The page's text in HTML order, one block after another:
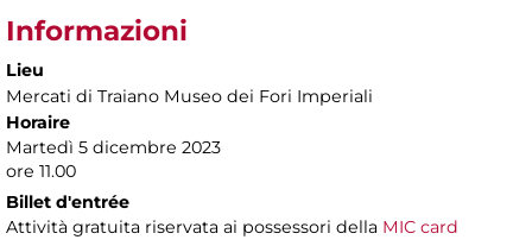
Informazioni
Lieu
Mercati di Traiano Museo dei Fori Imperiali
Horaire
Martedì 5 dicembre 2023
ore 11.00
Billet d'entrée
Attività gratuita riservata ai possessori della MIC card